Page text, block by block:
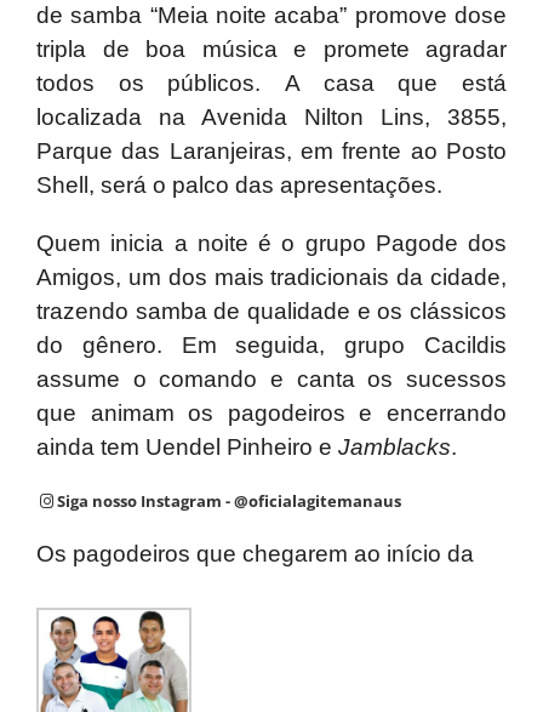
de samba “Meia noite acaba” promove dose
tripla de boa música
e promete agradar
todos os públicos.
A casa que está
localizada na Avenida Nilton Lins, 3855,
Parque das Laranjeiras, em frente ao Posto
Shell, será o palco das apresentações.
Quem inicia a noite é o grupo Pagode dos
Amigos, um dos mais tradicionais da cidade,
trazendo samba de qualidade e os clássicos
do gênero. Em seguida, grupo Cacildis
assume o comando e canta os sucessos
que animam os pagodeiros e encerrando
ainda tem Uendel Pinheiro e Jamblacks.
Siga nosso Instagram - @oficialagitemanaus
Os pagodeiros que chegarem ao início da